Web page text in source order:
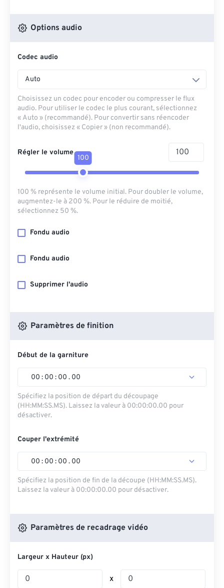
Options audio
Codec audio
Auto
Choisissez un codec pour encoder ou compresser le flux
audio. Pour utiliser le codec le plus courant, sélectionnez
« Auto » (recommandé). Pour convertir sans réencoder
l'audio, choisissez « Copier » (non recommandé).
Régler le volume
100
100 % représente le volume initial. Pour doubler le volume,
augmentez-le à 200 %. Pour le réduire de moitié,
sélectionnez 50 %.
Fondu audio
Fondu audio
Supprimer l'audio
Paramètres de finition
Début de la garniture
00 : 00 : 00 . 00
Spécifiez la position de départ du découpage
(HH:MM:SS.MS). Laissez la valeur à 00:00:00.00 pour
désactiver.
Couper l'extrémité
00 : 00 : 00 . 00
Spécifiez la position de fin de la découpe (HH:MM:SS.MS).
Laissez la valeur à 00:00:00.00 pour désactiver.
Paramètres de recadrage vidéo
Largeur x Hauteur (px)
x